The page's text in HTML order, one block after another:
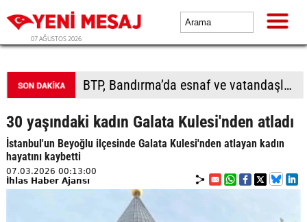
07 AĞUSTOS 2026
BTP, Bandırma’da esnaf ve vatandaşla buluştu
30 yaşındaki kadın Galata Kulesi'nden atladı
İstanbul'un Beyoğlu ilçesinde Galata Kulesi'nden atlayan kadın
hayatını kaybetti
07.03.2026 00:13:00
İhlas Haber Ajansı